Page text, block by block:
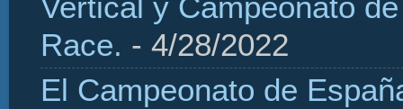
Race. - 4/28/2022
El Campeonato de